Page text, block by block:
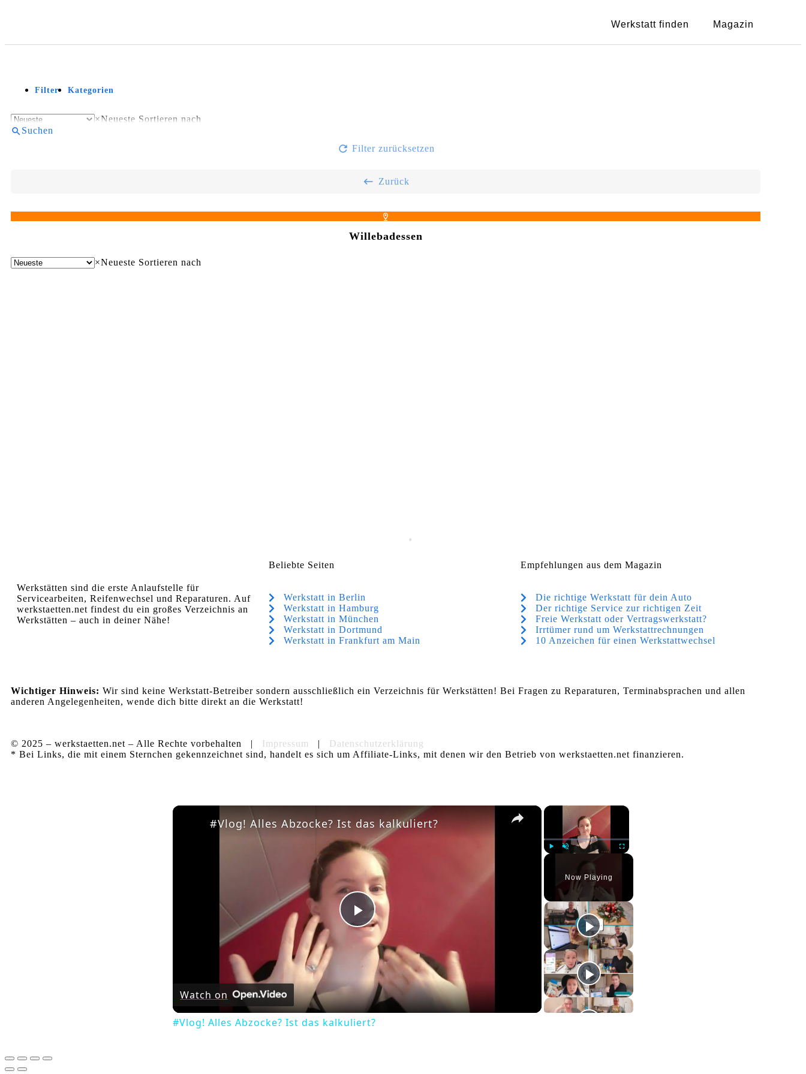
Werkstatt finden Magazin
Filter Kategorien
×Neueste Sortieren nach
Suchen
Filter zurücksetzen
Zurück
Willebadessen
×Neueste Sortieren nach
Werkstätten sind die erste Anlaufstelle für
Servicearbeiten, Reifenwechsel und Reparaturen. Auf
werkstaetten.net findest du ein großes Verzeichnis an
Werkstätten – auch in deiner Nähe!
Beliebte Seiten
Werkstatt in Berlin
Werkstatt in Hamburg
Werkstatt in München
Werkstatt in Dortmund
Werkstatt in Frankfurt am Main
Empfehlungen aus dem Magazin
Die richtige Werkstatt für dein Auto
Der richtige Service zur richtigen Zeit
Freie Werkstatt oder Vertragswerkstatt?
Irrtümer rund um Werkstattrechnungen
10 Anzeichen für einen Werkstattwechsel
Wichtiger Hinweis: Wir sind keine Werkstatt-Betreiber sondern ausschließlich ein Verzeichnis für Werkstätten! Bei Fragen zu Reparaturen, Terminabsprachen und allen
anderen Angelegenheiten, wende dich bitte direkt an die Werkstatt!
© 2025 – werkstaetten.net – Alle Rechte vorbehalten | Impressum | Datenschutzerklärung
* Bei Links, die mit einem Sternchen gekennzeichnet sind, handelt es sich um Affiliate-Links, mit denen wir den Betrieb von werkstaetten.net finanzieren.
×
Fullscreen
Now Playing
×
Play
Video
#Vlog! Alles Abzocke? Ist das kalkuliert?
Watch on
#Vlog! Alles Abzocke? Ist das kalkuliert?